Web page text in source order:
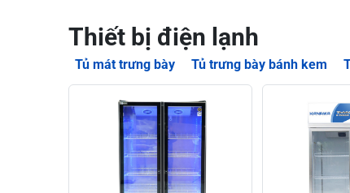
Thiết bị điện lạnh
Tủ mát trưng bày Tủ trưng bày bánh kem